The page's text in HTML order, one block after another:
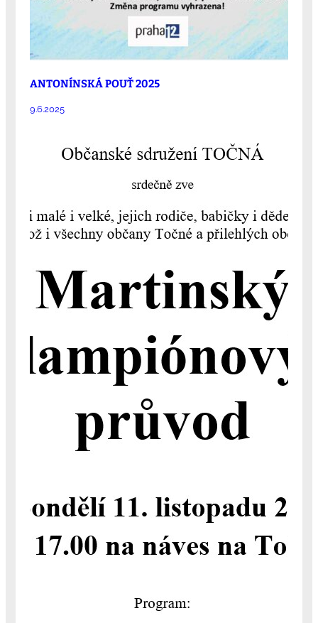
ANTONÍNSKÁ POUŤ 2025
9.6.2025